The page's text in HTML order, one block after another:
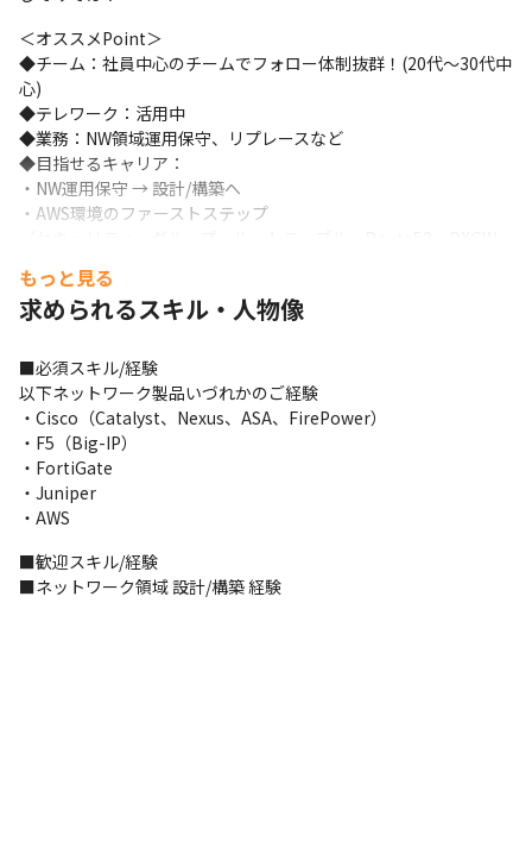
＜オススメPoint＞
◆チーム：社員中心のチームでフォロー体制抜群！(20代～30代中
心)
◆テレワーク：活用中
◆業務：NW領域運用保守、リプレースなど
◆目指せるキャリア：
・NW運用保守 → 設計/構築へ
・AWS環境のファーストステップ
・チームサブリーダーや社内幹部候補など
【仕事内容】配属先チーム例
■NW請負チーム②■
【主な対応案件】クラウド基盤 ネットワーク設計構築・運用保守
【対応工程】要件定義、基本設計、詳細設計、構築・試験、現地
導入、保守、運用
【技術環境】FW/LB/SW/インターネット回線
・LB：BIG-IP LTM/AFM
・FW：FortiGate 400E、Juniper EX/QFX
もっと見る
求められるスキル・人物像
■必須スキル/経験
以下ネットワーク製品いづれかのご経験
・Cisco（Catalyst、Nexus、ASA、FirePower）
・F5（Big-IP）
・FortiGate
・Juniper
・AWS
■歓迎スキル/経験
■ネットワーク領域 設計/構築 経験